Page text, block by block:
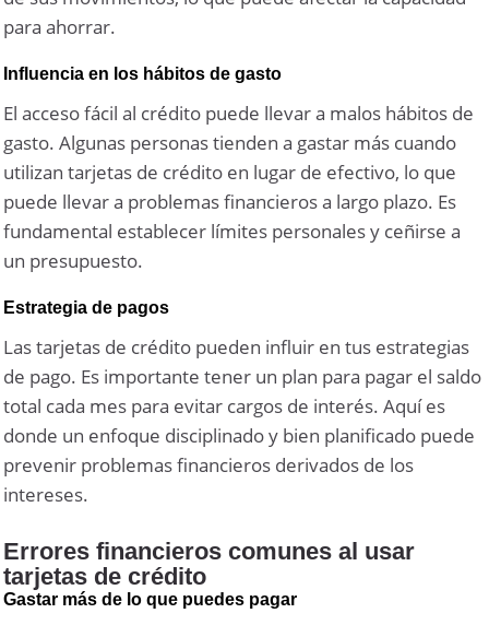
para ahorrar.
Influencia en los hábitos de gasto
El acceso fácil al crédito puede llevar a malos hábitos de
gasto. Algunas personas tienden a gastar más cuando
utilizan tarjetas de crédito en lugar de efectivo, lo que
puede llevar a problemas financieros a largo plazo. Es
fundamental establecer límites personales y ceñirse a
un presupuesto.
Estrategia de pagos
Las tarjetas de crédito pueden influir en tus estrategias
de pago. Es importante tener un plan para pagar el saldo
total cada mes para evitar cargos de interés. Aquí es
donde un enfoque disciplinado y bien planificado puede
prevenir problemas financieros derivados de los
intereses.
Errores financieros comunes al usar
tarjetas de crédito
Gastar más de lo que puedes pagar